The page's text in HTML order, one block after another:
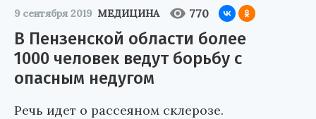
9 сентября 2019 МЕДИЦИНА 770
В Пензенской области более
1000 человек ведут борьбу с
опасным недугом
Речь идет о рассеяном склерозе.